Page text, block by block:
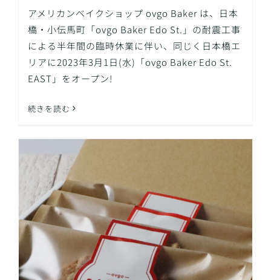
アメリカンベイクショップ ovgo Baker は、日本
橋・小伝馬町「ovgo Baker Edo St.」の耐震工事
による半年間の臨時休業に伴い、同じく日本橋エ
リアに2023年3月1日(水)「ovgo Baker Edo St.
EAST」をオープン!
続きを読む